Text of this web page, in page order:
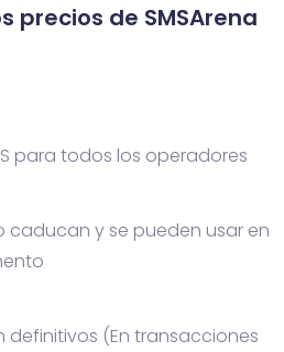
precios de SMSArena
para todos los operadores
caducan y se pueden usar en
definitivos (En transacciones